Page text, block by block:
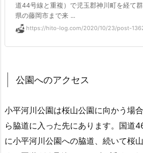
道44号線と重複）で児玉郡神川町を経て
県の藤岡市まで来 ...
https://hito-log.com/2020/10/23/post-
公園へのアクセス
小平河川公園は桜山公園に向かう場
ら脇道に入った先にあります。国道
に小平河川公園への脇道、続いて桜